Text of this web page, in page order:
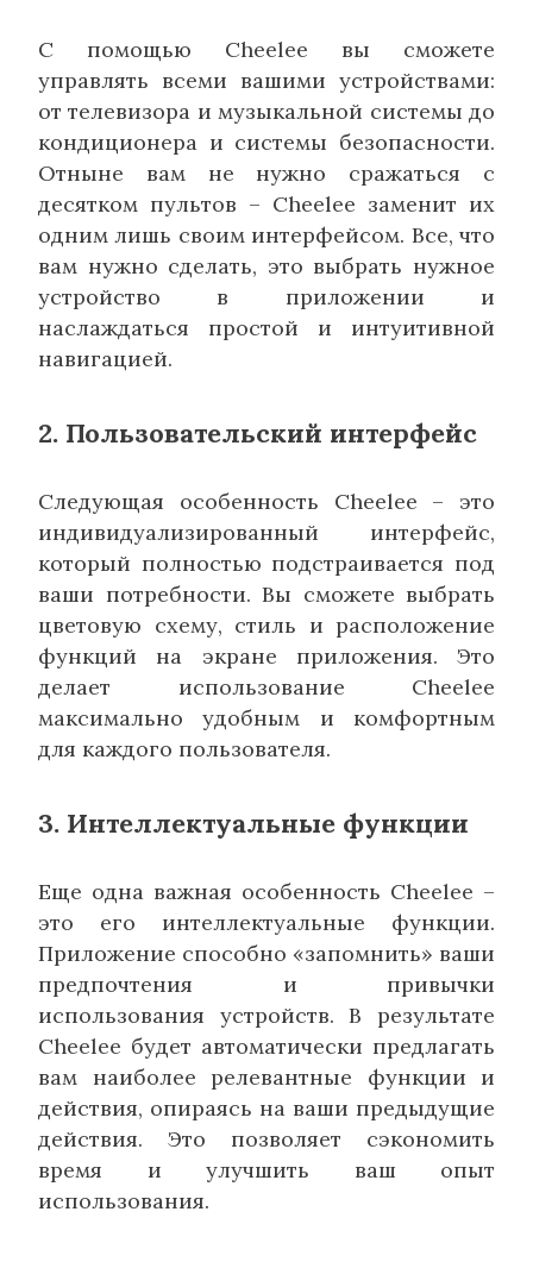
С помощью Cheelee вы сможете
управлять всеми вашими устройствами:
от телевизора и музыкальной системы до
кондиционера и системы безопасности.
Отныне вам не нужно сражаться с
десятком пультов – Cheelee заменит их
одним лишь своим интерфейсом. Все, что
вам нужно сделать, это выбрать нужное
устройство в приложении и
наслаждаться простой и интуитивной
навигацией.
2. Пользовательский интерфейс
Следующая особенность Cheelee – это
индивидуализированный интерфейс,
который полностью подстраивается под
ваши потребности. Вы сможете выбрать
цветовую схему, стиль и расположение
функций на экране приложения. Это
делает использование Cheelee
максимально удобным и комфортным
для каждого пользователя.
3. Интеллектуальные функции
Еще одна важная особенность Cheelee –
это его интеллектуальные функции.
Приложение способно «запомнить» ваши
предпочтения и привычки
использования устройств. В результате
Cheelee будет автоматически предлагать
вам наиболее релевантные функции и
действия, опираясь на ваши предыдущие
действия. Это позволяет сэкономить
время и улучшить ваш опыт
использования.